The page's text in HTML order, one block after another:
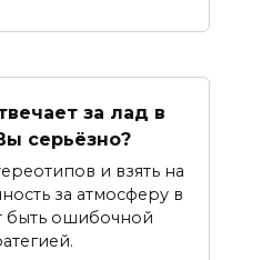
за лад в
серьёзно?
и взять на
за атмосферу в
быть ошибочной